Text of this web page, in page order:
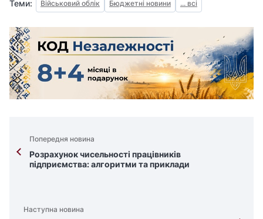
Теми: Військовий облік Бюджетні новини ... всі
Попередня новина
Розрахунок чисельності працівників
підприємства: алгоритми та приклади
Наступна новина